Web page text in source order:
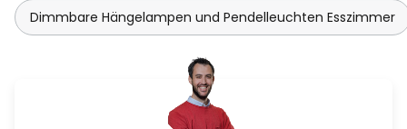
Dimmbare Hängelampen und Pendelleuchten Esszimmer